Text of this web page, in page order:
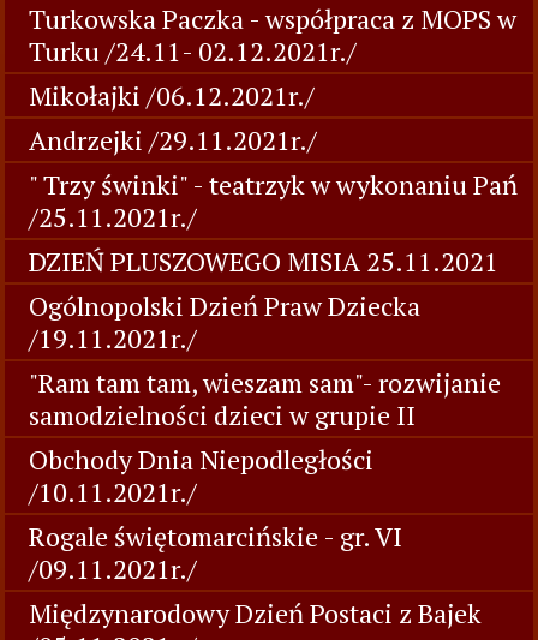
Turkowska Paczka - współpraca z MOPS w
Turku /24.11- 02.12.2021r./
Mikołajki /06.12.2021r./
Andrzejki /29.11.2021r./
" Trzy świnki" - teatrzyk w wykonaniu Pań
/25.11.2021r./
DZIEŃ PLUSZOWEGO MISIA 25.11.2021
Ogólnopolski Dzień Praw Dziecka
/19.11.2021r./
"Ram tam tam, wieszam sam"- rozwijanie
samodzielności dzieci w grupie II
Obchody Dnia Niepodległości
/10.11.2021r./
Rogale świętomarcińskie - gr. VI
/09.11.2021r./
Międzynarodowy Dzień Postaci z Bajek